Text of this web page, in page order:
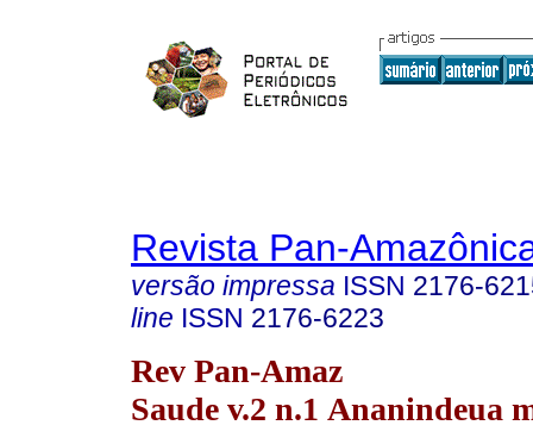
Revista Pan-
versão impressa ISSN 2176-
line ISSN 2176-6223
Rev Pan-Amaz
Saude v.2 n.1 Ananindeua